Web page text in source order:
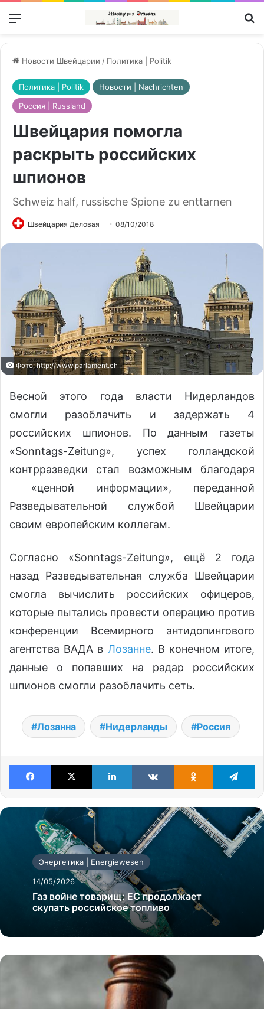
Меню
Новости Швейцарии / Политика | Politik
Политика | Politik
Новости | Nachrichten
Россия | Russland
Швейцария помогла
раскрыть российских
шпионов
Schweiz half, russische Spione zu enttarnen
Швейцария Деловая 08/10/2018
Фото: http://www.parlamеnt.сh
Весной этого года власти Нидерландов
смогли разоблачить и задержать 4
российских шпионов. По данным газеты
«Sonntags-Zeitung», успех голландской
контрразведки стал возможным благодаря
«ценной информации», переданной
Разведывательной службой Швейцарии
своим европейским коллегам.
Согласно «Sonntags-Zeitung», ещё 2 года
назад Разведывательная служба Швейцарии
смогла вычислить российских офицеров,
которые пытались провести операцию против
конференции Всемирного антидопингового
агентства ВАДА в Лозанне. В конечном итоге,
данные о попавших на радар российских
шпионов смогли разоблачить сеть.
Лозанна Нидерланды Россия
Facebook X LinkedIn VKontakteOdnoklassniki
Энергетика | Energiewesen
14/05/2026
Газ войне товарищ: ЕС продолжает
скупать российское топливо